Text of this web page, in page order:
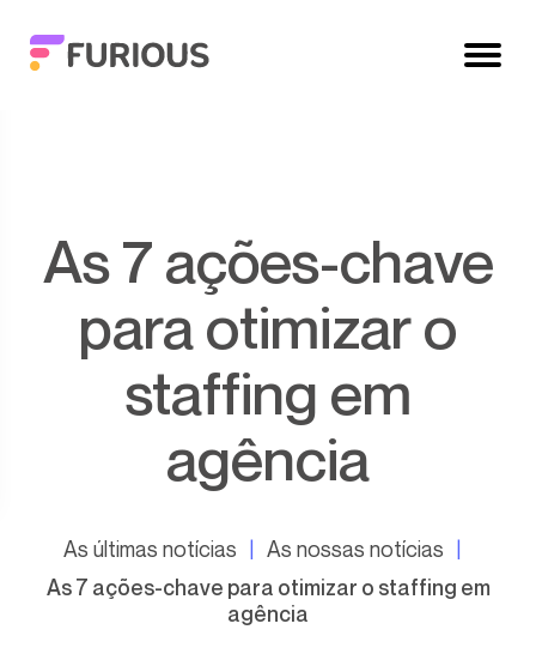
As 7 ações-chave
para otimizar o
staffing em
agência
As últimas notícias
As nossas notícias
As 7 ações-chave para otimizar o staffing em
agência